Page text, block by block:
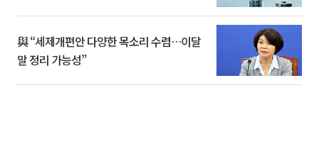
與 “세제개편안 다양한 목소리 수렴…이달
말 정리 가능성”